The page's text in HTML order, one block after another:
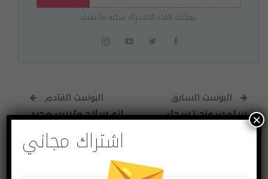
يمكنك الغاء الاشتراك ساعة ما تشاء
البوست السابق
سامسونج تسجل
براءة اختراع شاشة
البوست القادم
انه سلاح وليس مجرد
اعلنت عن جوالها
الجديد CAT S61
اشتراك مجاني
×